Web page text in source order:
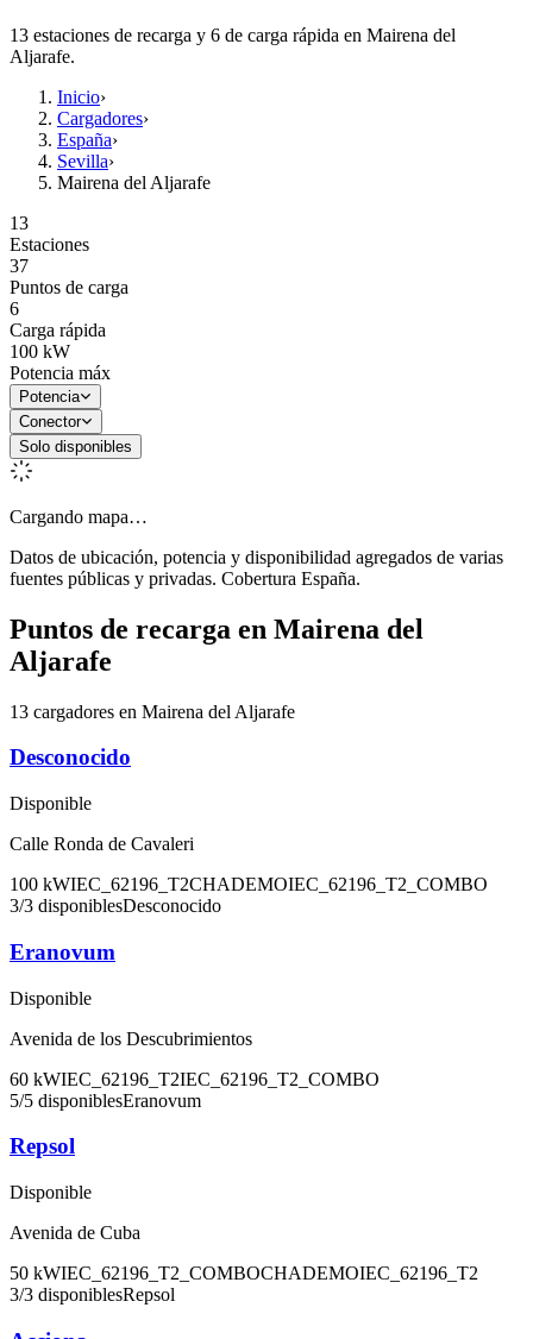
13 estaciones de recarga y 6 de carga rápida en Mairena del
Aljarafe.
Inicio›
Cargadores›
España›
Sevilla›
Mairena del Aljarafe
13
Estaciones
37
Puntos de carga
6
Carga rápida
100 kW
Potencia máx
Potencia
Conector
Solo disponibles
Cargando mapa…
Datos de ubicación, potencia y disponibilidad agregados de varias
fuentes públicas y privadas. Cobertura España.
Puntos de recarga en Mairena del
Aljarafe
13 cargadores en Mairena del Aljarafe
Desconocido
Disponible
Calle Ronda de Cavaleri
100 kWIEC_62196_T2CHADEMOIEC_62196_T2_COMBO
3/3 disponiblesDesconocido
Eranovum
Disponible
Avenida de los Descubrimientos
60 kWIEC_62196_T2IEC_62196_T2_COMBO
5/5 disponiblesEranovum
Repsol
Disponible
Avenida de Cuba
50 kWIEC_62196_T2_COMBOCHADEMOIEC_62196_T2
3/3 disponiblesRepsol